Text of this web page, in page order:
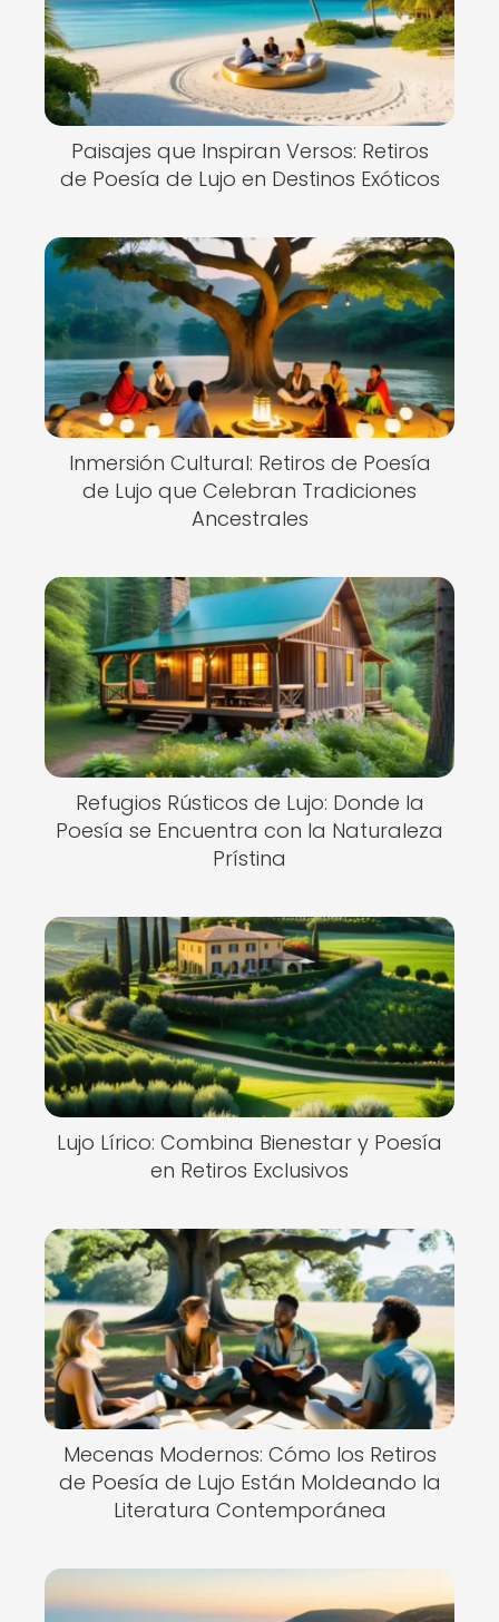
Paisajes que Inspiran Versos: Retiros
de Poesía de Lujo en Destinos Exóticos
Inmersión Cultural: Retiros de Poesía
de Lujo que Celebran Tradiciones
Ancestrales
Refugios Rústicos de Lujo: Donde la
Poesía se Encuentra con la Naturaleza
Prístina
Lujo Lírico: Combina Bienestar y Poesía
en Retiros Exclusivos
Mecenas Modernos: Cómo los Retiros
de Poesía de Lujo Están Moldeando la
Literatura Contemporánea